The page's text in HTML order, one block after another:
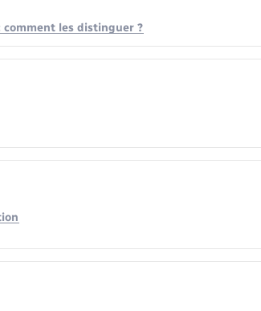
comment les distinguer ?